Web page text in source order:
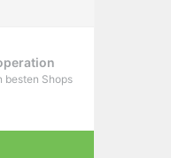
besten Shops